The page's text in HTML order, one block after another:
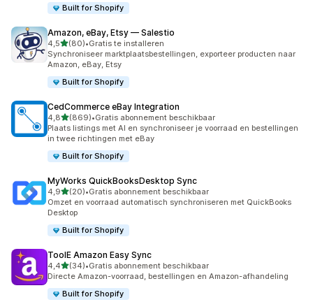
Built for Shopify
Amazon, eBay, Etsy — Salestio
4,5van 5 sterren
(80)
80 recensies in totaal
•Gratis te installeren
Synchroniseer marktplaatsbestellingen, exporteer producten naar
Amazon, eBay, Etsy
Built for Shopify
CedCommerce eBay Integration
4,8van 5 sterren
(869)
869 recensies in totaal
•Gratis abonnement beschikbaar
Plaats listings met AI en synchroniseer je voorraad en bestellingen
in twee richtingen met eBay
Built for Shopify
MyWorks QuickBooksDesktop Sync
4,9van 5 sterren
(20)
20 recensies in totaal
•Gratis abonnement beschikbaar
Omzet en voorraad automatisch synchroniseren met QuickBooks
Desktop
Built for Shopify
ToolE Amazon Easy Sync
4,4van 5 sterren
(34)
34 recensies in totaal
•Gratis abonnement beschikbaar
Directe Amazon-voorraad, bestellingen en Amazon-afhandeling
Built for Shopify